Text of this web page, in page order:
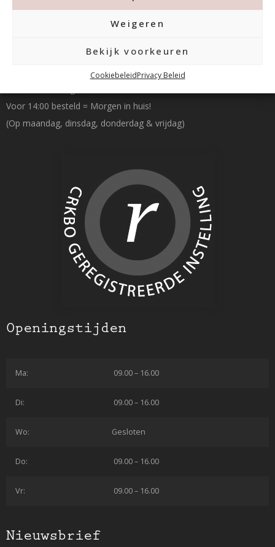
Weigeren
Bekijk voorkeuren
CookiebeleidPrivacy Beleid
Betalen & Verzenden
Voor 14:00 besteld = Morgen in huis!
(Op maandag, dinsdag, donderdag & vrijdag)
Openingstijden
Ma: 09.00 – 16.00
Di: 09.00 – 16.00
Wo: Gesloten
Do: 09.00 – 16.00
Vr: 09.00 – 16.00
Nieuwsbrief